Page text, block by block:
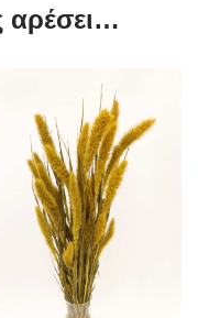
αρέσει…